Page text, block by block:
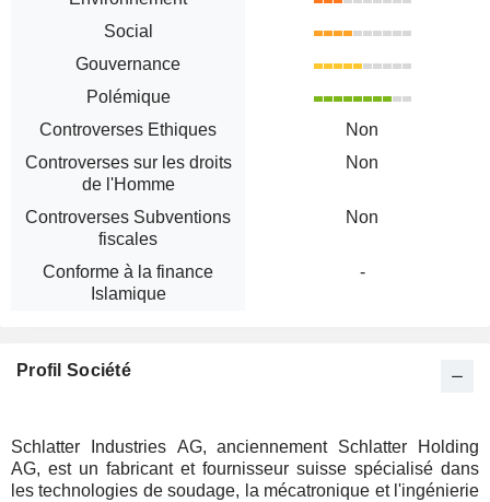
Social
Gouvernance
Polémique
Controverses Ethiques
Non
Controverses sur les droits
de l'Homme
Non
Controverses Subventions
fiscales
Non
Conforme à la finance
Islamique
-
Profil Société
Schlatter Industries AG, anciennement Schlatter Holding
AG, est un fabricant et fournisseur suisse spécialisé dans
les technologies de soudage, la mécatronique et l'ingénierie